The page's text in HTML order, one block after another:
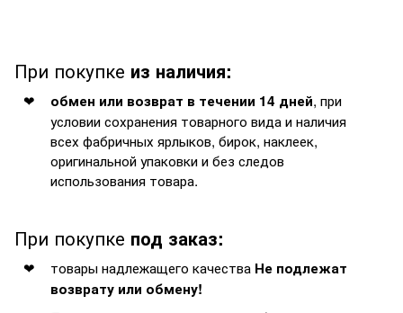
При покупке из наличия:
обмен или возврат в течении 14 дней, при
условии сохранения товарного вида и наличия
всех фабричных ярлыков, бирок, наклеек,
оригинальной упаковки и без следов
использования товара.
При покупке под заказ:
товары надлежащего качества Не подлежат
возврату или обмену!